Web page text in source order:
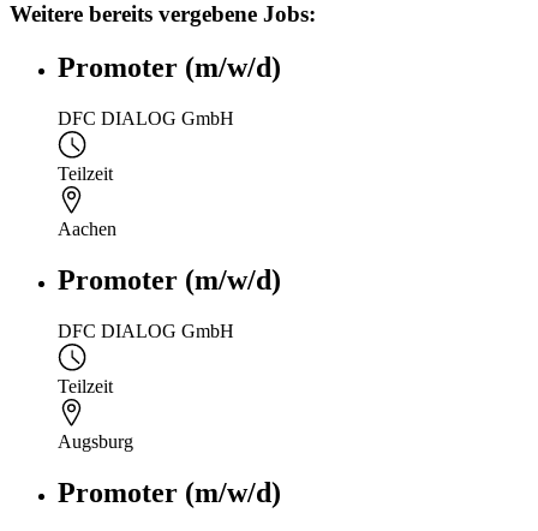
Weitere bereits vergebene Jobs:
Promoter (m/w/d)
DFC DIALOG GmbH
Teilzeit
Aachen
Promoter (m/w/d)
DFC DIALOG GmbH
Teilzeit
Augsburg
Promoter (m/w/d)